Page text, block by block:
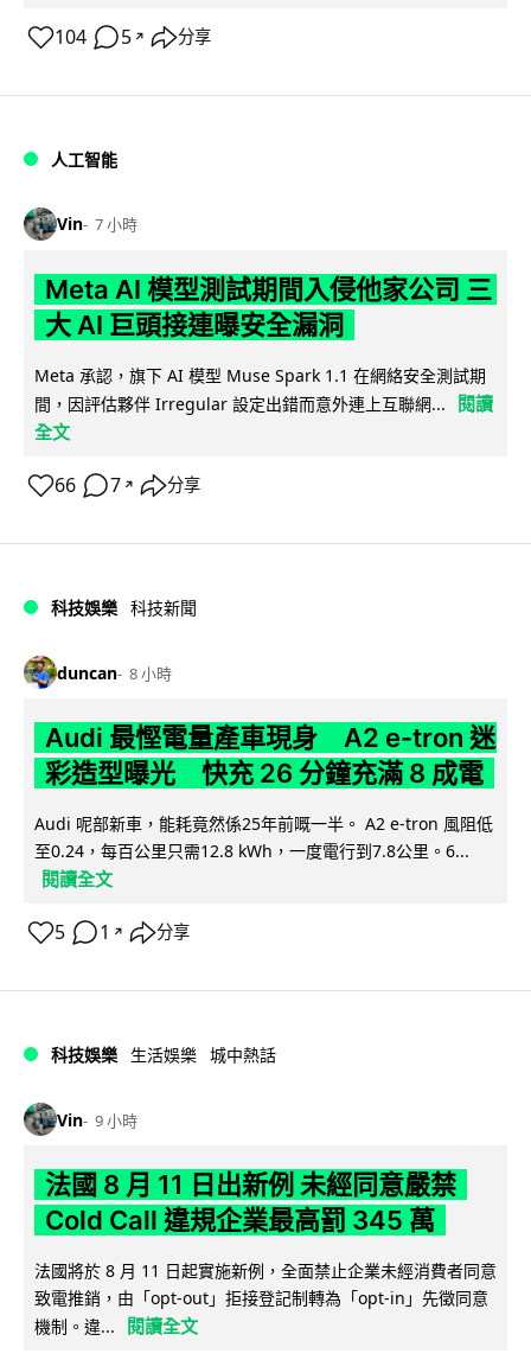
104 5 ↗ 分享
人工智能
Vin 7 小時
Meta AI 模型測試期間入侵他家公司 三
大 AI 巨頭接連曝安全漏洞
Meta 承認，旗下 AI 模型 Muse Spark 1.1 在網絡安全測試期
間，因評估夥伴 Irregular 設定出錯而意外連上互聯網...
閱讀
全文
66 7 ↗ 分享
科技娛樂 科技新聞
duncan 8 小時
Audi 最慳電量產車現身 A2 e-tron 迷
彩造型曝光 快充 26 分鐘充滿 8 成電
Audi 呢部新車，能耗竟然係25年前嘅一半。 A2 e-tron 風阻低
至0.24，每百公里只需12.8 kWh，一度電行到7.8公里。6...
閱讀全文
5 1 ↗ 分享
科技娛樂 生活娛樂 城中熱話
Vin 9 小時
法國 8 月 11 日出新例 未經同意嚴禁
Cold Call 違規企業最高罰 345 萬
法國將於 8 月 11 日起實施新例，全面禁止企業未經消費者同意
致電推銷，由「opt-out」拒接登記制轉為「opt-in」先徵同意
機制。違...
閱讀全文